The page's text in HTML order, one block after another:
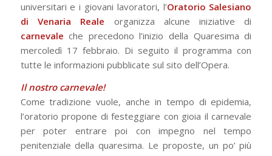
universitari e i giovani lavoratori, l’Oratorio Salesiano
di Venaria Reale organizza alcune iniziative di
carnevale che precedono l’inizio della Quaresima di
mercoledì 17 febbraio. Di seguito il programma con
tutte le informazioni pubblicate sul sito dell’Opera.
Il nostro carnevale!
Come tradizione vuole, anche in tempo di epidemia,
l’oratorio propone di festeggiare con gioia il carnevale
per poter entrare poi con impegno nel tempo
penitenziale della quaresima. Le proposte, un po’ più